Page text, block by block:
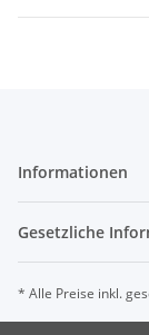
Informationen
Gesetzliche
* Alle Preise inkl.